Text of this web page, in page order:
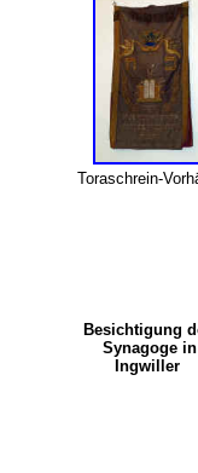
Toraschrein-
Besichtigung
Synagoge in
Ingwiller